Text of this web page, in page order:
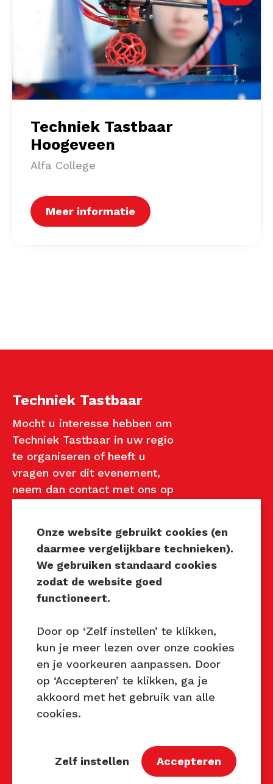
Techniek Tastbaar
Hoogeveen
Alfa College
Meer informatie
Techniek Tastbaar
Mocht u interesse hebben om
Techniek Tastbaar in uw regio
te organiseren of heeft u
vragen over dit evenement,
neem dan contact met ons op
Privacy Beleid
Disclaimer
Contact
John van Mierlo
Telefoon: 06 137 345 47
E-mail: john@techniektastbaar.nl
Petra Lambert
Telefoon: 06 231 720 99
Volg ons
Onze website gebruikt cookies (en
daarmee vergelijkbare technieken).
We gebruiken standaard cookies
zodat de website goed
functioneert.
Door op ‘Zelf instellen’ te klikken,
kun je meer lezen over onze cookies
en je voorkeuren aanpassen. Door
op ‘Accepteren’ te klikken, ga je
akkoord met het gebruik van alle
cookies.
Zelf instellen Accepteren